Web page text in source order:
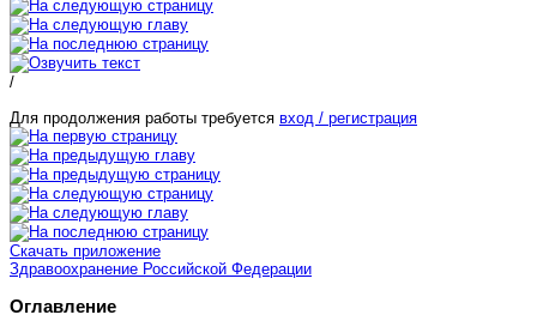
/
Для продолжения работы требуется вход / регистрация
Скачать приложение
Здравоохранение Российской Федерации
Оглавление